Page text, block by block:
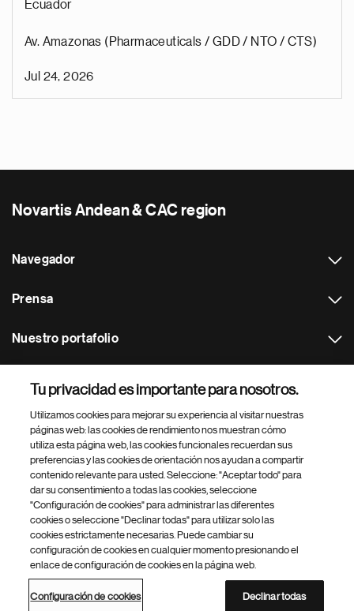
Ecuador
Av. Amazonas (Pharmaceuticals / GDD / NTO / CTS)
Jul 24, 2026
Novartis Andean & CAC region
Navegador
Prensa
Nuestro portafolio
Footer Site Search
inferior
del
© 2026 Novartis AG
Política de privacidad Términos de uso
Accesibilidad
Configuración de cookies
Mapa del sitio
Tu privacidad es importante para nosotros.
Utilizamos cookies para mejorar su experiencia al visitar nuestras
páginas web: las cookies de rendimiento nos muestran cómo
utiliza esta página web, las cookies funcionales recuerdan sus
preferencias y las cookies de orientación nos ayudan a compartir
contenido relevante para usted. Seleccione: "Aceptar todo" para
dar su consentimiento a todas las cookies, seleccione
"Configuración de cookies" para administrar las diferentes
cookies o seleccione "Declinar todas" para utilizar solo las
cookies estrictamente necesarias. Puede cambiar su
configuración de cookies en cualquier momento presionando el
enlace de configuración de cookies en la página web.
Configuración de cookies Declinar todas